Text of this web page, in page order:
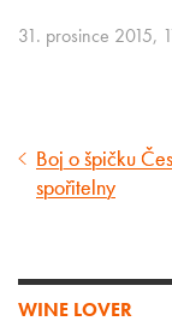
31. prosince 2015,
článek
Boj o špičku
spořitelny
WINE LOVER